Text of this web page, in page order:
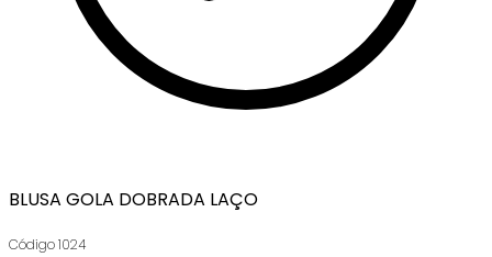
BLUSA GOLA DOBRADA LAÇO
Código1024